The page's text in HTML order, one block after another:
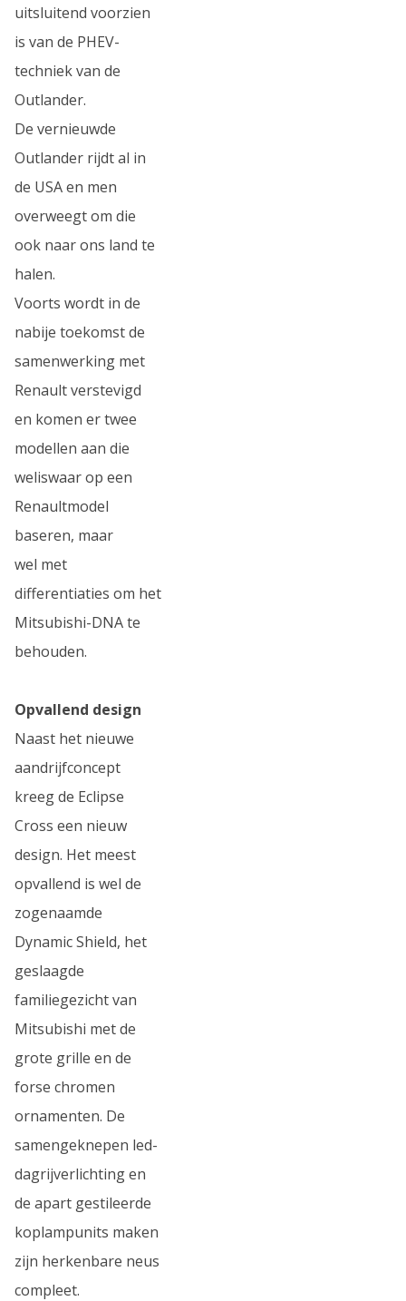
uitsluitend voorzien
is van de PHEV-
techniek van de
Outlander.
De vernieuwde
Outlander rijdt al in
de USA en men
overweegt om die
ook naar ons land te
halen.
Voorts wordt in de
nabije toekomst de
samenwerking met
Renault verstevigd
en komen er twee
modellen aan die
weliswaar op een
Renaultmodel
baseren, maar
wel met
differentiaties om het
Mitsubishi-DNA te
behouden.
Opvallend design
Naast het nieuwe
aandrijfconcept
kreeg de Eclipse
Cross een nieuw
design. Het meest
opvallend is wel de
zogenaamde
Dynamic Shield, het
geslaagde
familiegezicht van
Mitsubishi met de
grote grille en de
forse chromen
ornamenten. De
samengeknepen led-
dagrijverlichting en
de apart gestileerde
koplampunits maken
zijn herkenbare neus
compleet.